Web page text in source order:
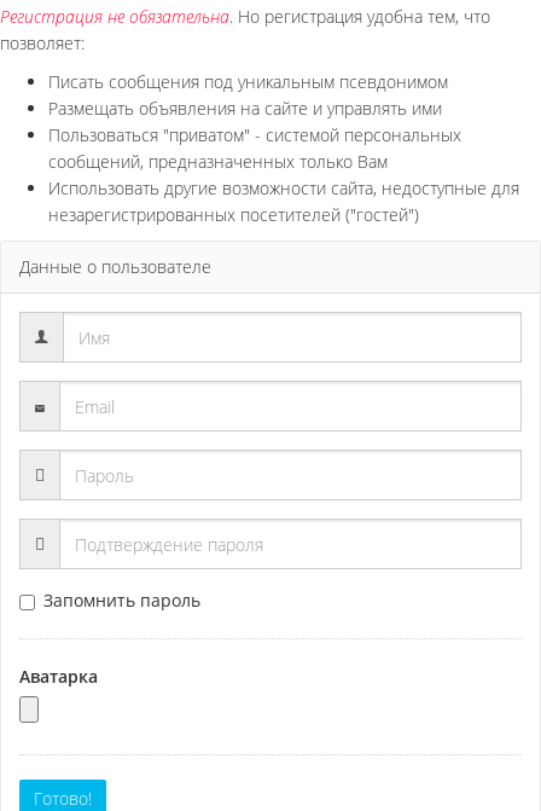
Регистрация не обязательна. Но регистрация удобна тем, что
позволяет:
Писать сообщения под уникальным псевдонимом
Размещать объявления на сайте и управлять ими
Пользоваться "приватом" - системой персональных
сообщений, предназначенных только Вам
Использовать другие возможности сайта, недоступные для
незарегистрированных посетителей ("гостей")
Данные о пользователе
Запомнить пароль
Аватарка
Готово!